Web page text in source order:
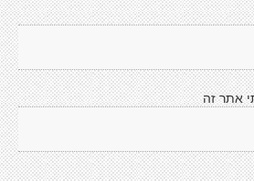
אתר זה